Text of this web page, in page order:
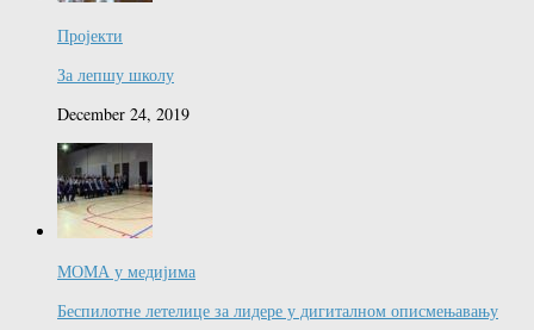
Пројекти
За лепшу школу
December 24, 2019
МОМА у медијима
Беспилотне летелице за лидере у дигиталном описмењавању